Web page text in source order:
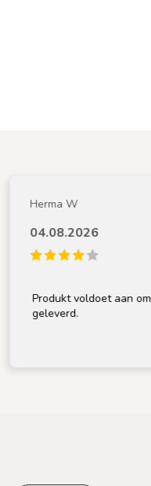
Herma W
04.08.2026
Produkt voldoet aan
geleverd.